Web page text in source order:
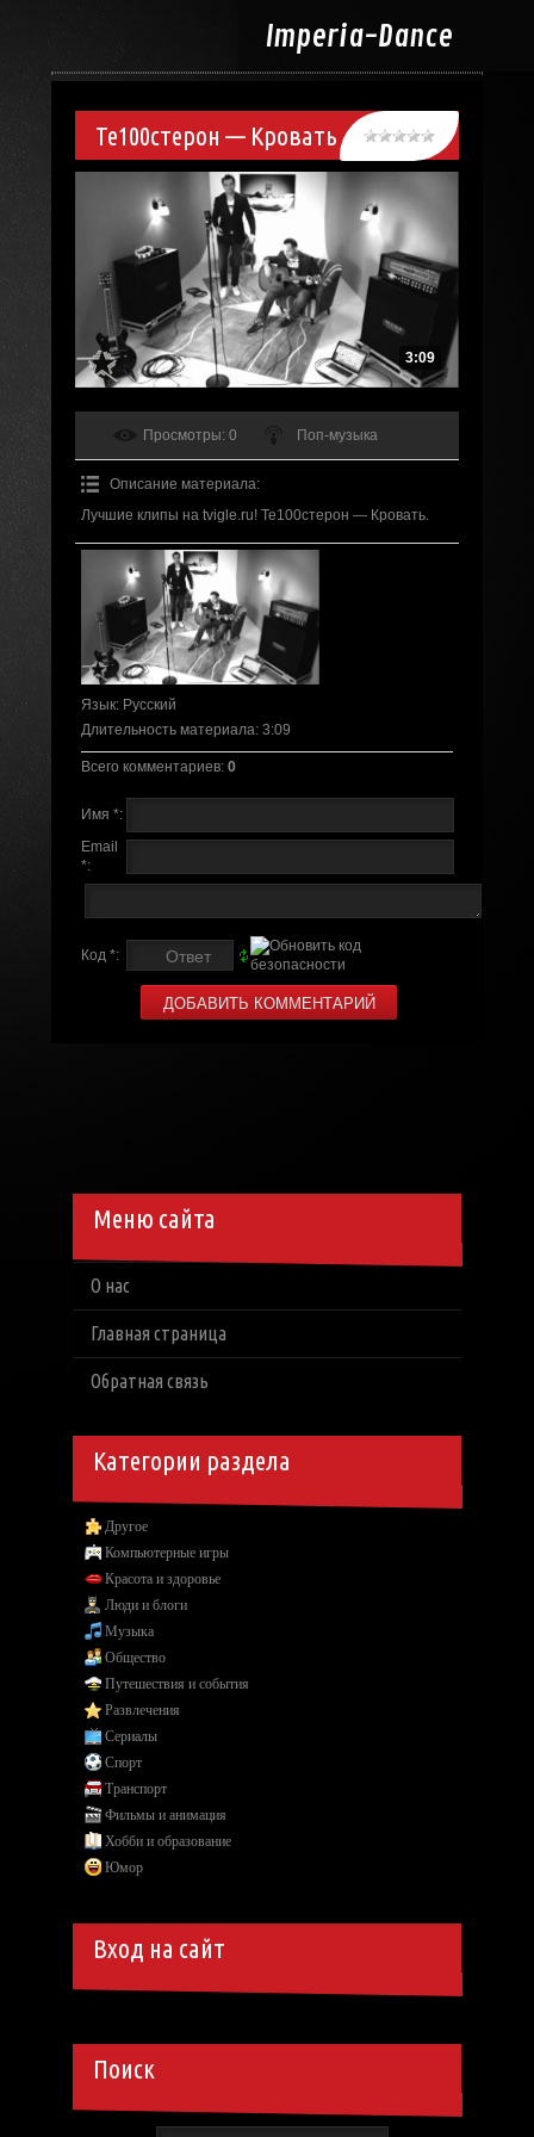
Imperia-Dance
Те100стерон — Кровать
3:09
Просмотры: 0 Поп-музыка
Описание материала:
Лучшие клипы на tvigle.ru! Те100стерон — Кровать.
Язык: Русский
Длительность материала: 3:09
Всего комментариев: 0
Имя *:
Email
*:
Код *:
Меню сайта
О нас
Главная страница
Обратная связь
Категории раздела
Другое
Компьютерные игры
Красота и здоровье
Люди и блоги
Музыка
Общество
Путешествия и события
Развлечения
Сериалы
Спорт
Транспорт
Фильмы и анимация
Хобби и образование
Юмор
Вход на сайт
Поиск